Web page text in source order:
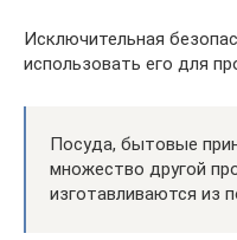
Исключительная
использовать его для
Посуда, бытовые
множество другой
изготавливаются из